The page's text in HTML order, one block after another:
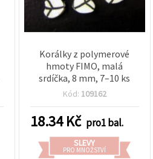
Korálky z polymerové
hmoty FIMO, malá
srdíčka, 8 mm, 7–10 ks
Kód: 109162
18.34Kč pro1 bal.
SLEVY
PRO MNOŽSTVÍ